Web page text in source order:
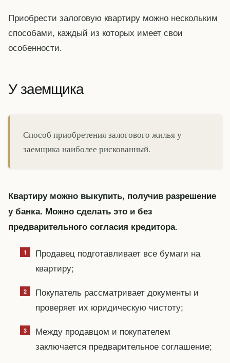
Приобрести залоговую квартиру можно нескольким
способами, каждый из которых имеет свои
особенности.
У заемщика
Способ приобретения залогового жилья у
заемщика наиболее рискованный.
Квартиру можно выкупить, получив разрешение
у банка. Можно сделать это и без
предварительного согласия кредитора.
Продавец подготавливает все бумаги на
квартиру;
Покупатель рассматривает документы и
проверяет их юридическую чистоту;
Между продавцом и покупателем
заключается предварительное соглашение;